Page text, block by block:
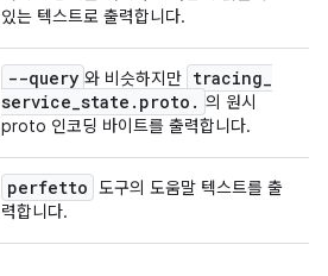
있는 텍스트로 출력합니다.
--query 와 비슷하지만 tracing_
service_state . proto . 의 원시
proto 인코딩 바이트를 출력합니다.
perfetto 도구의 도움말 텍스트를 출
력합니다.